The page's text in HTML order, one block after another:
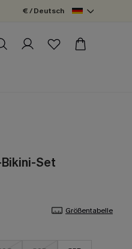
€ / Deutsch
Set
Größentabelle